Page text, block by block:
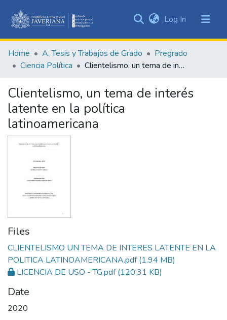
&
Collections
Statistics
Log In (current)
Home A. Tesis y Trabajos de Grado
Pregrado
Ciencia Política
Clientelismo, un tema de interés latente en la política latinoamericana
Clientelismo, un tema de interés
latente en la política
latinoamericana
Files
CLIENTELISMO UN TEMA DE INTERES LATENTE EN LA
POLITICA LATINOAMERICANA.pdf(1.94 MB)
LICENCIA DE USO - TG.pdf(120.31 KB)
Date
2020